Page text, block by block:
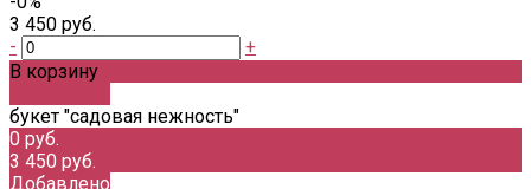
3 450 руб.
-
+
В корзину
букет "садовая нежность"
0 руб.
3 450 руб.
Добавлено